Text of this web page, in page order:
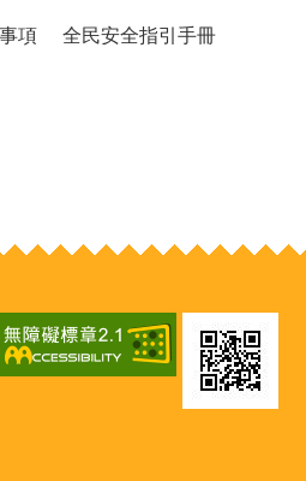
項 全民安全指引手冊